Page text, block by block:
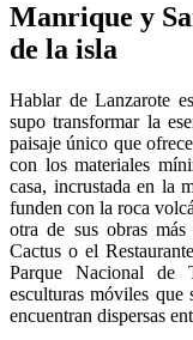
Manrique y
de la isla
Hablar de Lanzarote
supo transformar la
paisaje único que
con los materiales
casa, incrustada en la
funden con la roca
otra de sus obras
Cactus o el
Parque Nacional de
esculturas móviles
encuentran dispersas